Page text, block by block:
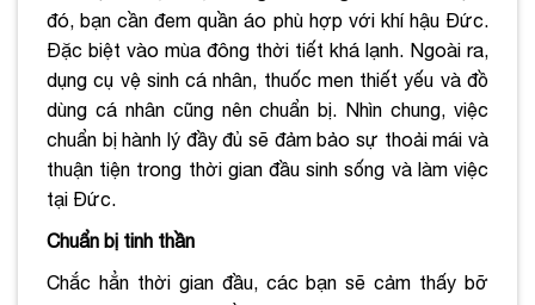
đó, bạn cần đem quần áo phù hợp với khí hậu Đức.
Đặc biệt vào mùa đông thời tiết khá lạnh. Ngoài ra,
dụng cụ vệ sinh cá nhân, thuốc men thiết yếu và đồ
dùng cá nhân cũng nên chuẩn bị. Nhìn chung, việc
chuẩn bị hành lý đầy đủ sẽ đảm bảo sự thoải mái và
thuận tiện trong thời gian đầu sinh sống và làm việc
tại Đức.
Chuẩn bị tinh thần
Chắc hẳn thời gian đầu, các bạn sẽ cảm thấy bỡ